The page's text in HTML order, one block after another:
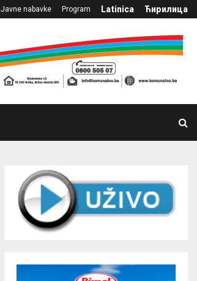
Javne nabavke Program Latinica Ћирилица